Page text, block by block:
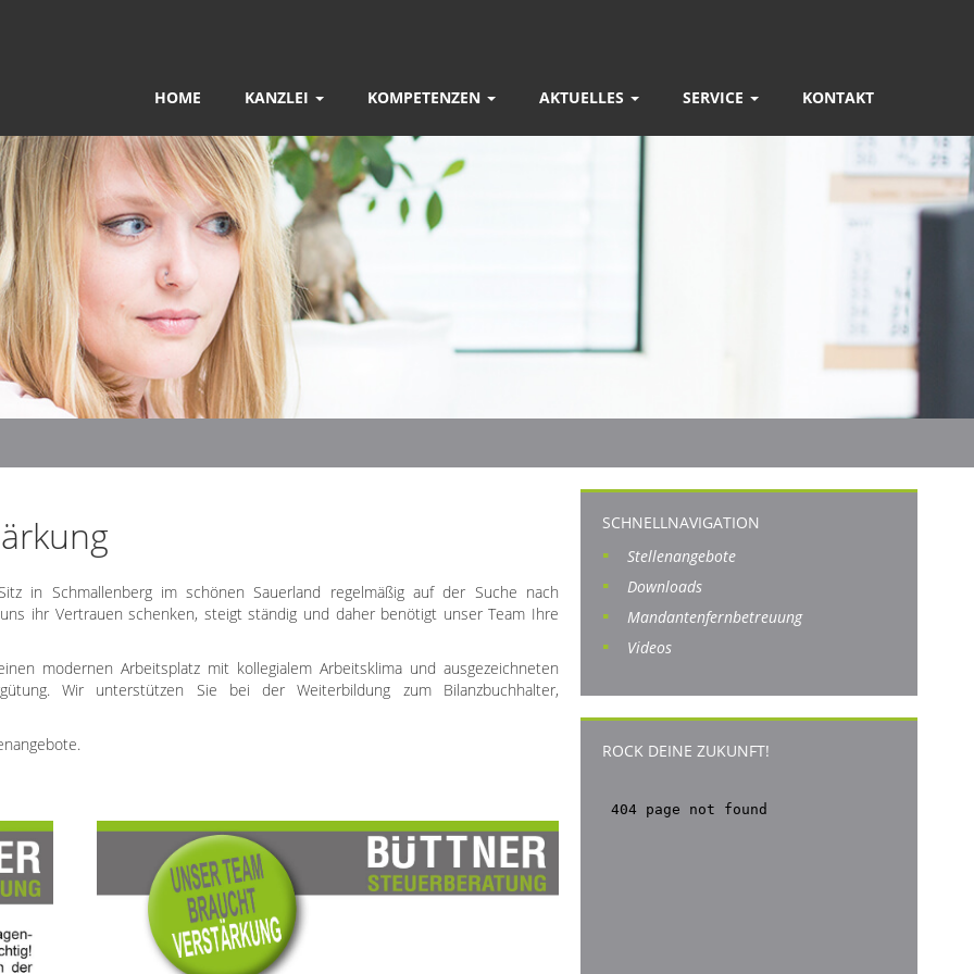
HOME KANZLEI KOMPETENZEN AKTUELLES SERVICE KONTAKT
in Schmallenberg im schönen Sauerland regelmäßig auf der Suche nach
ihr Vertrauen schenken, steigt ständig und daher benötigt unser Team Ihre
modernen Arbeitsplatz mit kollegialem Arbeitsklima und ausgezeichneten
Wir unterstützen Sie bei der Weiterbildung zum Bilanzbuchhalter,
SCHNELLNAVIGATION
Stellenangebote
Downloads
Mandantenfernbetreuung
Videos
ROCK DEINE ZUKUNFT!